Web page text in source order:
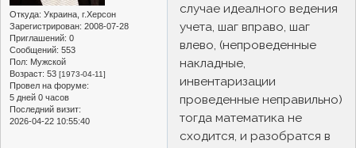
Откуда: Украина, г.Херсон
Зарегистрирован: 2008-07-28
Приглашений: 0
Сообщений: 553
Пол: Мужской
Возраст: 53 [1973-04-11]
Провел на форуме:
5 дней 0 часов
Последний визит:
2026-04-22 10:55:40
случае идеалного ведения
учета, шаг вправо, шаг
влево, (непроведенные
накладные,
инвентаризации
проведенные неправильно)
тогда математика не
сходится, и разобратся в